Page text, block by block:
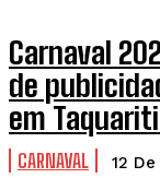
Carnaval
de
em
CARNAVAL 12